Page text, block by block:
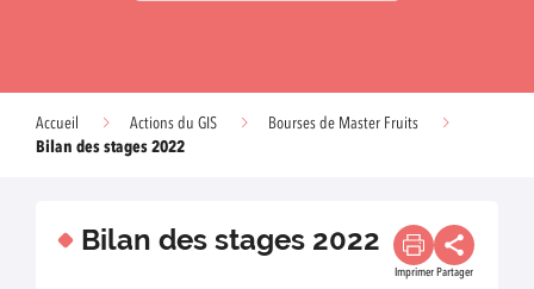
Accueil Actions du GIS
Bourses de Master Fruits
Bilan des stages 2022
Bilan des stages 2022
Imprimer Partager